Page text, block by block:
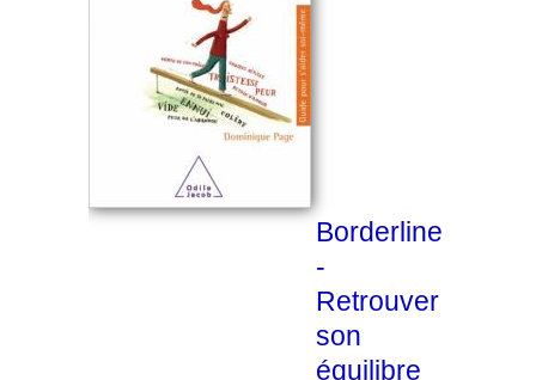
Borderline
-
Retrouver
son
équilibre